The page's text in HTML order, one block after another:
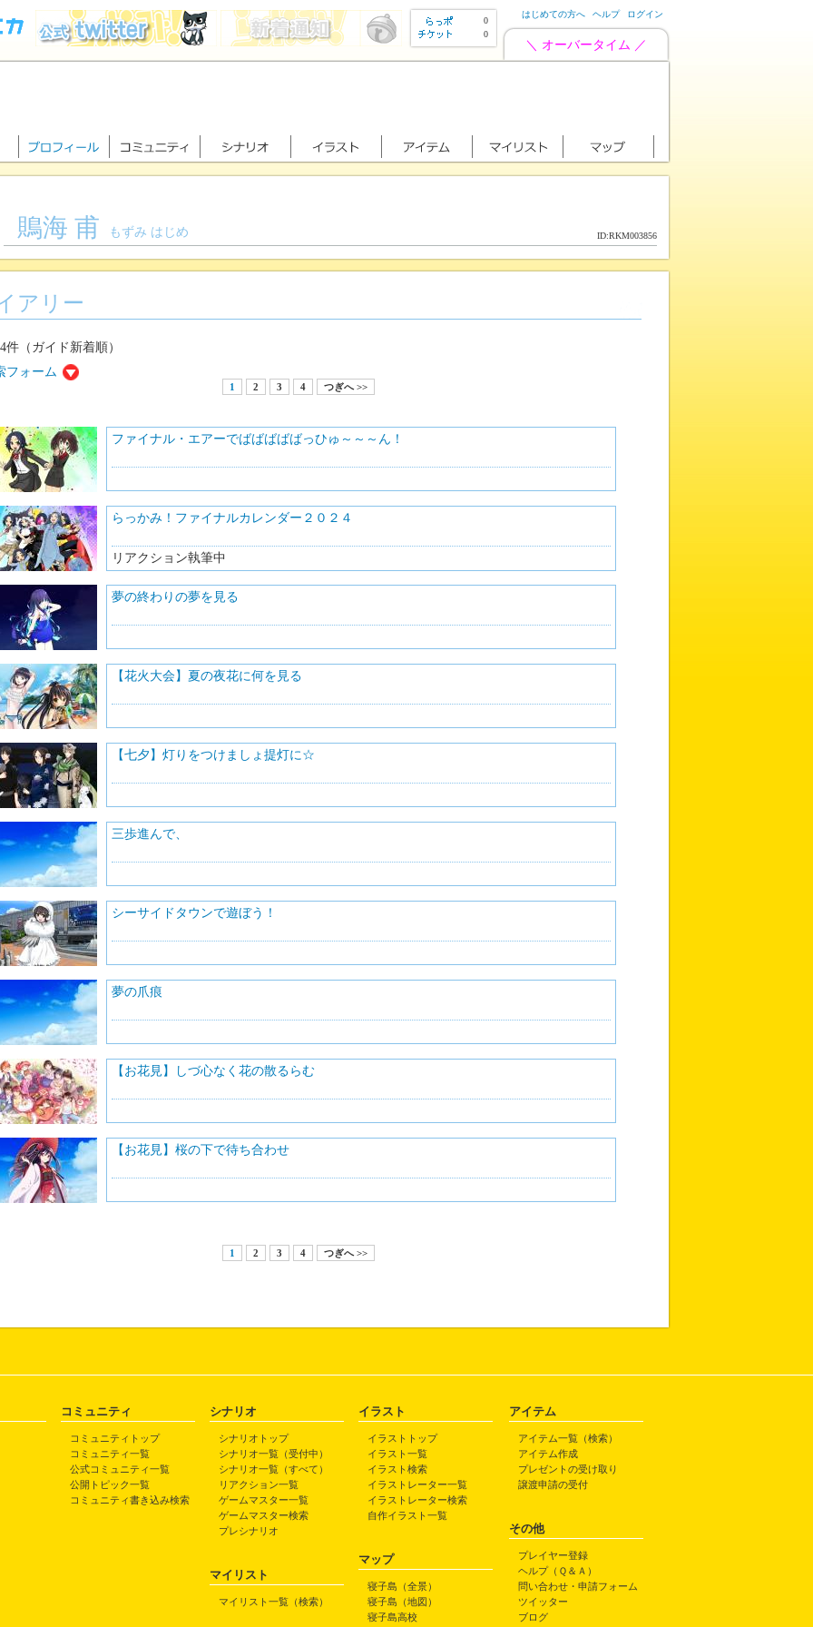
0
0
はじめての方へ ヘルプ ログイン
＼ オーバータイム ／
鵙海 甫 もずみ はじめ ID:RKM003856
アリー
件（ガイド新着順）
フォーム
1 2 3 4 つぎへ >>
ファイナル・エアーでばばばばばっひゅ～～～ん！
らっかみ！ファイナルカレンダー２０２４
リアクション執筆中
夢の終わりの夢を見る
【花火大会】夏の夜花に何を見る
【七夕】灯りをつけましょ提灯に☆
三歩進んで、
シーサイドタウンで遊ぼう！
夢の爪痕
【お花見】しづ心なく花の散るらむ
【お花見】桜の下で待ち合わせ
1 2 3 4 つぎへ >>
コミュニティ
コミュニティトップ
コミュニティ一覧
公式コミュニティ一覧
公開トピック一覧
コミュニティ書き込み検索
シナリオ
シナリオトップ
シナリオ一覧（受付中）
シナリオ一覧（すべて）
リアクション一覧
ゲームマスター一覧
ゲームマスター検索
プレシナリオ
マイリスト
マイリスト一覧（検索）
イラスト
イラストトップ
イラスト一覧
イラスト検索
イラストレーター一覧
イラストレーター検索
自作イラスト一覧
マップ
寝子島（全景）
寝子島（地図）
寝子島高校
アイテム
アイテム一覧（検索）
アイテム作成
プレゼントの受け取り
譲渡申請の受付
その他
プレイヤー登録
ヘルプ（Ｑ＆Ａ）
問い合わせ・申請フォーム
ツイッター
ブログ